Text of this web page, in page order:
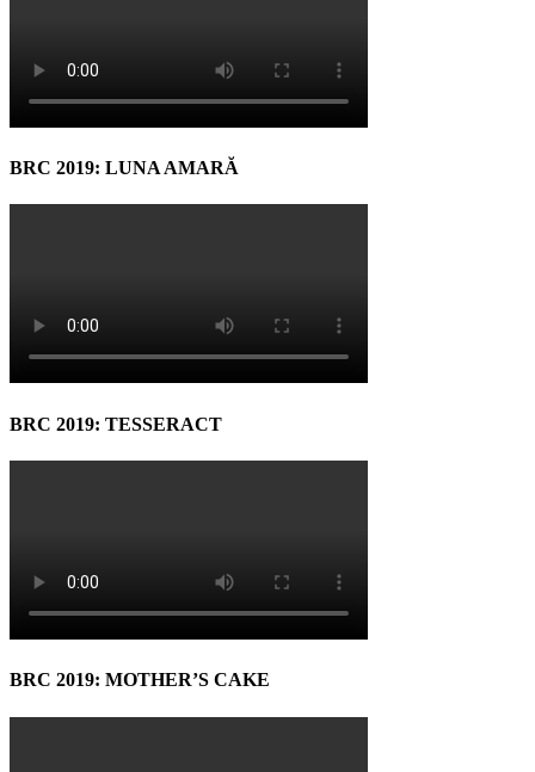
BRC 2019: LUNA AMARĂ
BRC 2019: TESSERACT
BRC 2019: MOTHER’S CAKE